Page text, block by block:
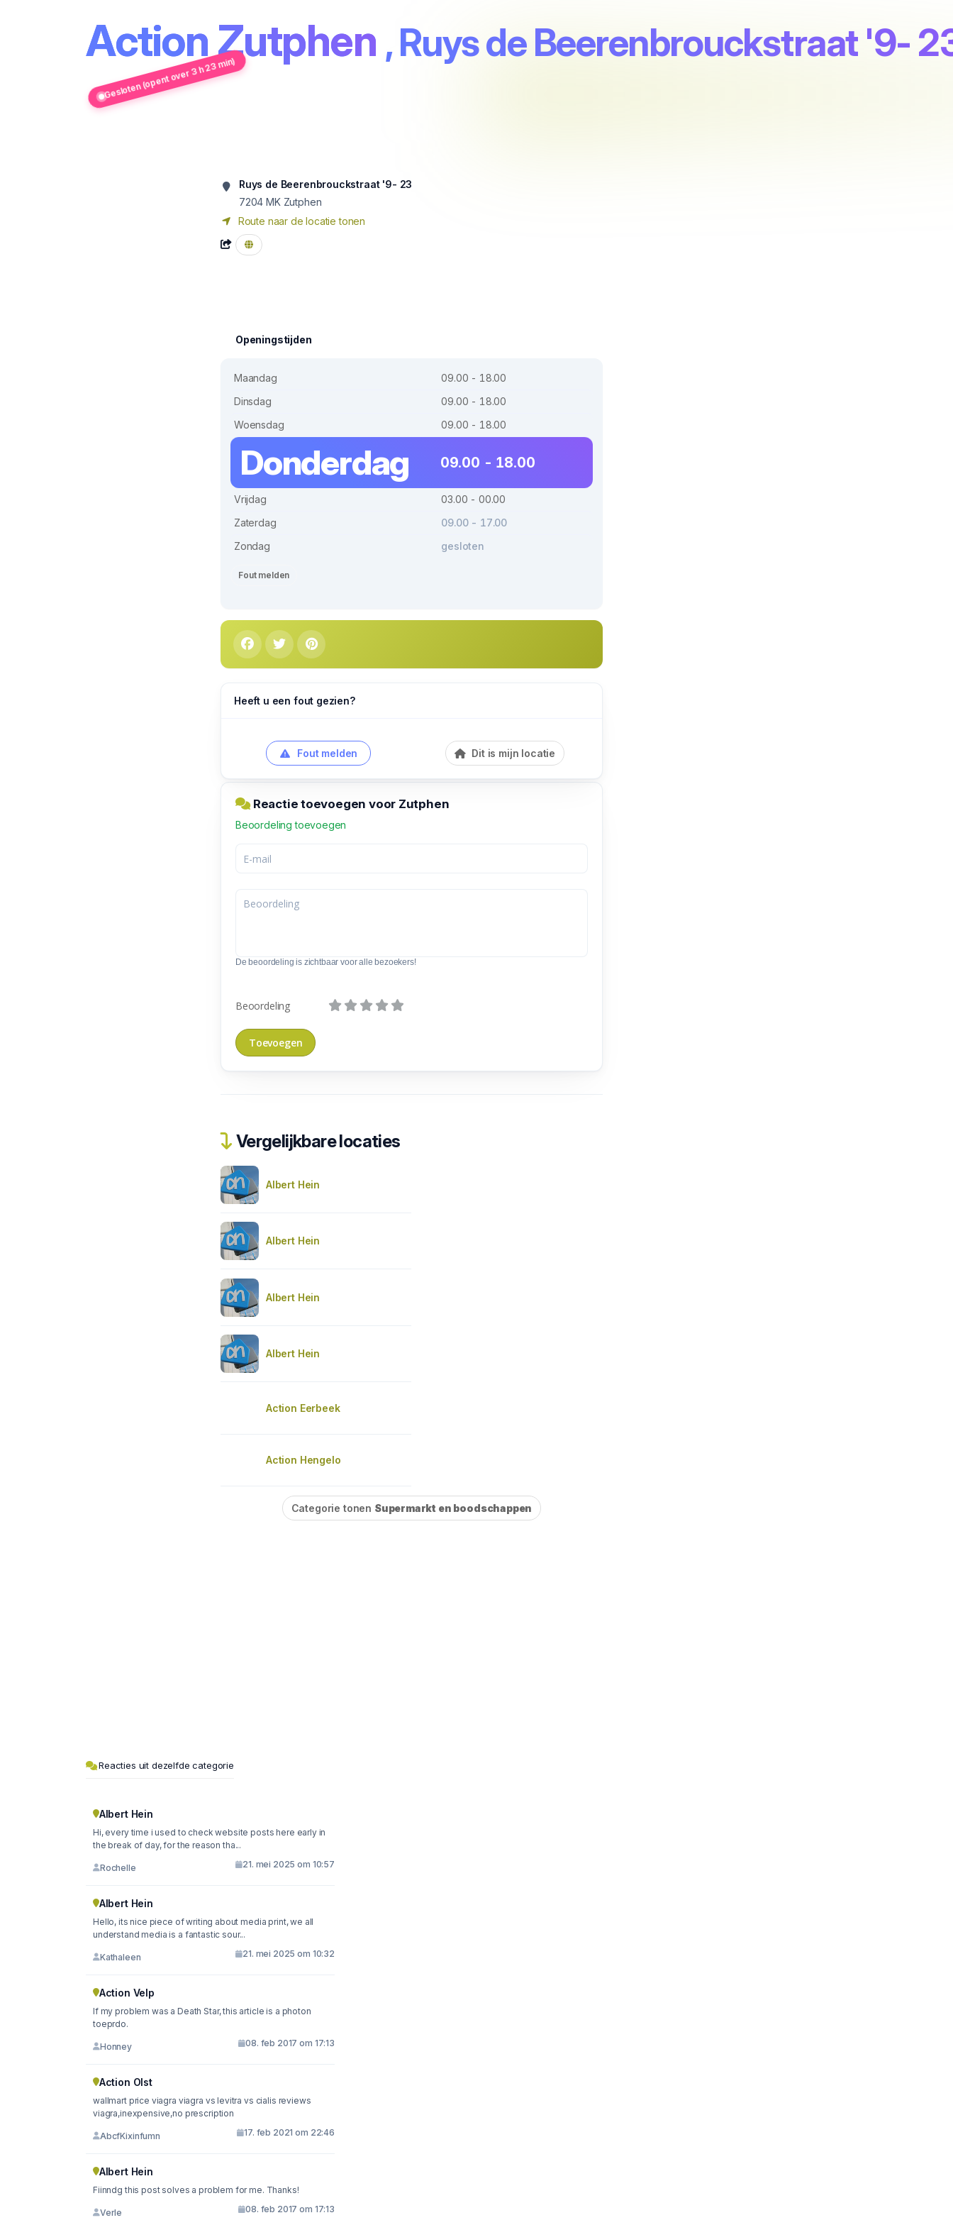
Action Zutphen , Ruys de Beerenbrouckstraat '9-
Gesloten (opent over 3 h 23 min)
Ruys de Beerenbrouckstraat '9- 23
7204 MK Zutphen
Route naar de locatie tonen
Openingstijden
Maandag
09.00 - 18.00
Dinsdag
09.00 - 18.00
Woensdag
09.00 - 18.00
Donderdag 09.00 - 18.00
Vrijdag
03.00 - 00.00
Zaterdag
09.00 - 17.00
Zondag
gesloten
Fout melden
Heeft u een fout gezien?
Fout melden Dit is mijn locatie
Reactie toevoegen voor Zutphen
Beoordeling toevoegen
De beoordeling is zichtbaar voor alle bezoekers!
Beoordeling
Vergelijkbare locaties
Albert Hein
Albert Hein
Albert Hein
Albert Hein
Action Eerbeek
Action Hengelo
Categorie tonen Supermarkt en boodschappen
Reacties uit dezelfde categorie
Albert Hein
Hi, every time i used to check website posts here early in
the break of day, for the reason tha...
Rochelle 21. mei 2025 om 10:57
Albert Hein
Hello, its nice piece of writing about media print, we all
understand media is a fantastic sour...
Kathaleen 21. mei 2025 om 10:32
Action Velp
If my problem was a Death Star, this article is a photon
toeprdo.
Honney 08. feb 2017 om 17:13
Action Olst
wallmart price viagra viagra vs levitra vs cialis reviews
viagra,inexpensive,no prescription
AbcfKixinfumn 17. feb 2021 om 22:46
Albert Hein
Fiinndg this post solves a problem for me. Thanks!
Verle 08. feb 2017 om 17:13